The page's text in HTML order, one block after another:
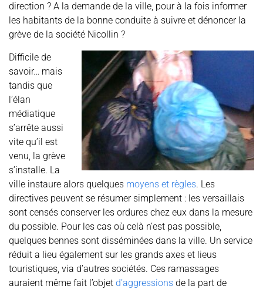
direction ? A la demande de la ville, pour à la fois informer
les habitants de la bonne conduite à suivre et dénoncer la
grève de la société Nicollin ?
Difficile de
savoir… mais
tandis que
l’élan
médiatique
s’arrête aussi
vite qu’il est
venu, la grève
s’installe. La
ville instaure alors quelques moyens et règles. Les
directives peuvent se résumer simplement : les versaillais
sont censés conserver les ordures chez eux dans la mesure
du possible. Pour les cas où celà n’est pas possible,
quelques bennes sont disséminées dans la ville. Un service
réduit a lieu également sur les grands axes et lieus
touristiques, via d’autres sociétés. Ces ramassages
auraient même fait l’objet d’aggressions de la part de